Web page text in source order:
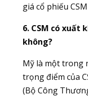
giá cổ phiếu
6. CSM có xuất
không?
Mỹ là một trong
trọng điểm của
(Bộ Công